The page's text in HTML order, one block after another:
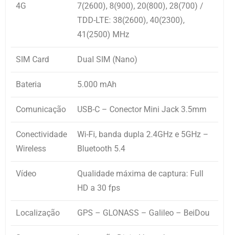
4G
7(2600), 8(900), 20(800), 28(700) /
TDD-LTE: 38(2600), 40(2300),
41(2500) MHz
SIM Card Dual SIM (Nano)
Bateria 5.000 mAh
Comunicação USB-C – Conector Mini Jack 3.5mm
Conectividade
Wireless
Wi-Fi, banda dupla 2.4GHz e 5GHz –
Bluetooth 5.4
Vídeo
Qualidade máxima de captura: Full
HD a 30 fps
Localização GPS – GLONASS – Galileo – BeiDou